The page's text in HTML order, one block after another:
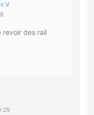
V
revoir des rail